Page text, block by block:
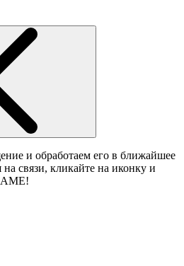
и обработаем его в ближайшее
связи, кликайте на иконку и